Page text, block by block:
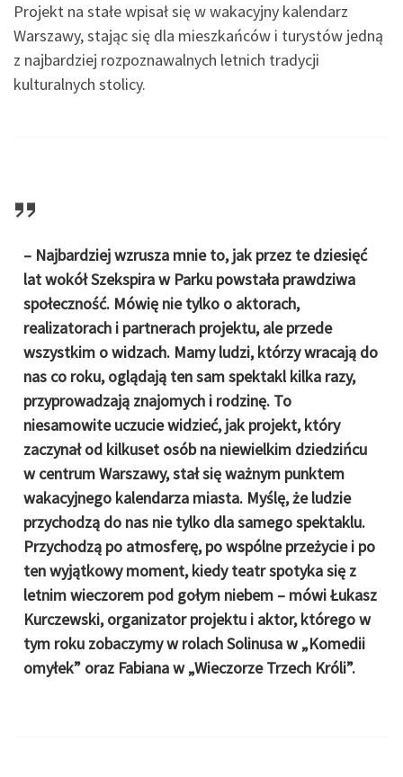
Projekt na stałe wpisał się w wakacyjny kalendarz
Warszawy, stając się dla mieszkańców i turystów jedną
z najbardziej rozpoznawalnych letnich tradycji
kulturalnych stolicy.
– Najbardziej wzrusza mnie to, jak przez te dziesięć
lat wokół Szekspira w Parku powstała prawdziwa
społeczność. Mówię nie tylko o aktorach,
realizatorach i partnerach projektu, ale przede
wszystkim o widzach. Mamy ludzi, którzy wracają do
nas co roku, oglądają ten sam spektakl kilka razy,
przyprowadzają znajomych i rodzinę. To
niesamowite uczucie widzieć, jak projekt, który
zaczynał od kilkuset osób na niewielkim dziedzińcu
w centrum Warszawy, stał się ważnym punktem
wakacyjnego kalendarza miasta. Myślę, że ludzie
przychodzą do nas nie tylko dla samego spektaklu.
Przychodzą po atmosferę, po wspólne przeżycie i po
ten wyjątkowy moment, kiedy teatr spotyka się z
letnim wieczorem pod gołym niebem – mówi Łukasz
Kurczewski, organizator projektu i aktor, którego w
tym roku zobaczymy w rolach Solinusa w „Komedii
omyłek” oraz Fabiana w „Wieczorze Trzech Króli”.